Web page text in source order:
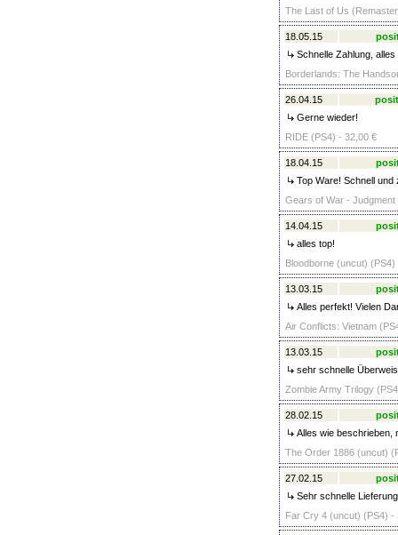
The Last of Us
18.05.15
Schnelle Zahlung, alles
Borderlands: The
26.04.15
Gerne wieder!
RIDE (PS4) - 32,00 €
18.04.15
Top Ware! Schnell
Gears of War -
14.04.15
alles top!
Bloodborne (uncut) (PS4)
13.03.15
Alles perfekt! Vielen
Air Conflicts: Vietnam
13.03.15
sehr schnelle
Zombie Army Trilogy
28.02.15
Alles wie beschrieben,
The Order 1886 (uncut)
27.02.15
Sehr schnelle
Far Cry 4 (uncut) (PS4) -